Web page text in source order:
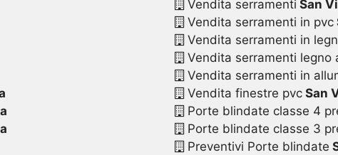
Vendita serramenti San
Vendita serramenti in pvc
Vendita serramenti in
Vendita serramenti legno
Vendita serramenti in
Vendita finestre pvc San
Porte blindate classe 4
Porte blindate classe 3
Preventivi Porte blindate